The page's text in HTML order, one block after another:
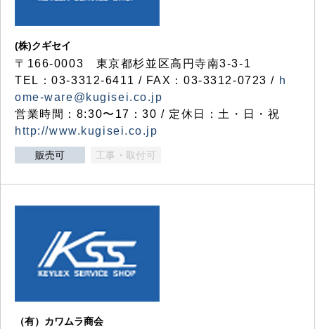
(株)クギセイ
〒166-0003 東京都杉並区高円寺南3-3-1
TEL：03-3312-6411 / FAX：03-3312-0723 / h
ome-ware@kugisei.co.jp
営業時間：8:30〜17：30 / 定休日：土・日・祝
http://www.kugisei.co.jp
販売可 工事・取付可
（有）カワムラ商会